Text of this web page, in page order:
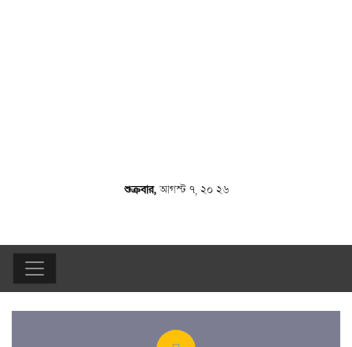
শুক্রবার,আগস্ট ৭, ২০ ২৬